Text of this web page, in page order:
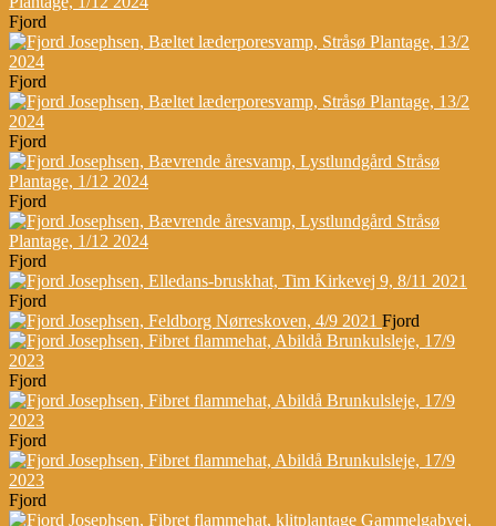
Fjord
Fjord
Fjord
Fjord
Fjord
Fjord
Fjord
Fjord
Fjord
Fjord